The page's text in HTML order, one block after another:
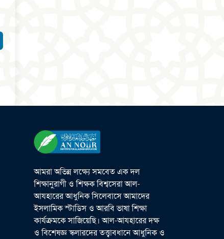
আমরা অভিন্ন লক্ষ্যে সমবেত এক দল
শিক্ষানুরাগী ও শিক্ষক বিশ্বসেরা আল-
আযহারের আধুনিক সিলেবাসে আমাদের
ইসলামিক স্টাডিস ও আরবি ভাষা শিক্ষা
কার্যক্রমকে সাজিয়েছি। আল-আযহারের দক্ষ
ও বিশেষজ্ঞ স্কলারদের তত্ত্বাবধানে আধুনিক ও